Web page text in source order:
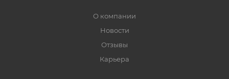
О компании
Новости
Отзывы
Карьера